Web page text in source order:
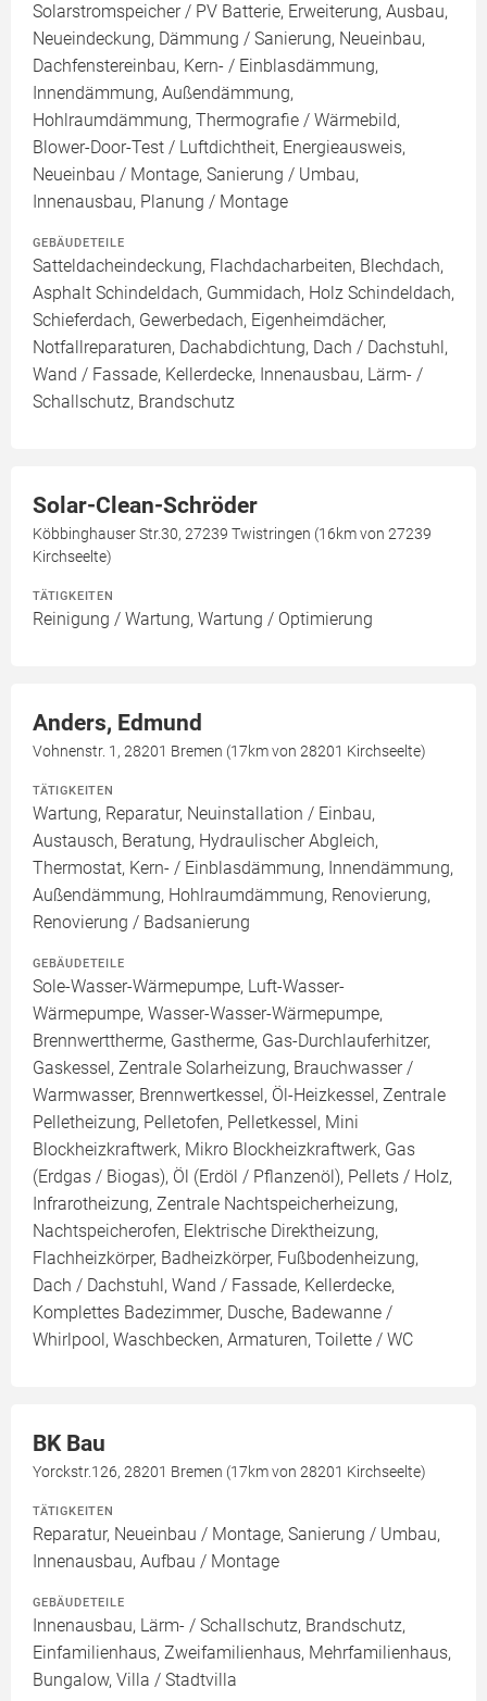
Solarstromspeicher / PV Batterie, Erweiterung, Ausbau,
Neueindeckung, Dämmung / Sanierung, Neueinbau,
Dachfenstereinbau, Kern- / Einblasdämmung,
Innendämmung, Außendämmung,
Hohlraumdämmung, Thermografie / Wärmebild,
Blower-Door-Test / Luftdichtheit, Energieausweis,
Neueinbau / Montage, Sanierung / Umbau,
Innenausbau, Planung / Montage
GEBÄUDETEILE
Satteldacheindeckung, Flachdacharbeiten, Blechdach,
Asphalt Schindeldach, Gummidach, Holz Schindeldach,
Schieferdach, Gewerbedach, Eigenheimdächer,
Notfallreparaturen, Dachabdichtung, Dach / Dachstuhl,
Wand / Fassade, Kellerdecke, Innenausbau, Lärm- /
Schallschutz, Brandschutz
Solar-Clean-Schröder
Köbbinghauser Str.30, 27239 Twistringen (16km von 27239
Kirchseelte)
TÄTIGKEITEN
Reinigung / Wartung, Wartung / Optimierung
Anders, Edmund
Vohnenstr. 1, 28201 Bremen (17km von 28201 Kirchseelte)
TÄTIGKEITEN
Wartung, Reparatur, Neuinstallation / Einbau,
Austausch, Beratung, Hydraulischer Abgleich,
Thermostat, Kern- / Einblasdämmung, Innendämmung,
Außendämmung, Hohlraumdämmung, Renovierung,
Renovierung / Badsanierung
GEBÄUDETEILE
Sole-Wasser-Wärmepumpe, Luft-Wasser-
Wärmepumpe, Wasser-Wasser-Wärmepumpe,
Brennwerttherme, Gastherme, Gas-Durchlauferhitzer,
Gaskessel, Zentrale Solarheizung, Brauchwasser /
Warmwasser, Brennwertkessel, Öl-Heizkessel, Zentrale
Pelletheizung, Pelletofen, Pelletkessel, Mini
Blockheizkraftwerk, Mikro Blockheizkraftwerk, Gas
(Erdgas / Biogas), Öl (Erdöl / Pflanzenöl), Pellets / Holz,
Infrarotheizung, Zentrale Nachtspeicherheizung,
Nachtspeicherofen, Elektrische Direktheizung,
Flachheizkörper, Badheizkörper, Fußbodenheizung,
Dach / Dachstuhl, Wand / Fassade, Kellerdecke,
Komplettes Badezimmer, Dusche, Badewanne /
Whirlpool, Waschbecken, Armaturen, Toilette / WC
BK Bau
Yorckstr.126, 28201 Bremen (17km von 28201 Kirchseelte)
TÄTIGKEITEN
Reparatur, Neueinbau / Montage, Sanierung / Umbau,
Innenausbau, Aufbau / Montage
GEBÄUDETEILE
Innenausbau, Lärm- / Schallschutz, Brandschutz,
Einfamilienhaus, Zweifamilienhaus, Mehrfamilienhaus,
Bungalow, Villa / Stadtvilla